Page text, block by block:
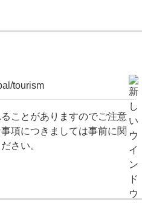
tourism
ことがありますのでご注意
項につきましては事前に関
さい。